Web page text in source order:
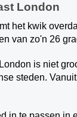
London
het kwik
van zo'n 26
is niet
steden.